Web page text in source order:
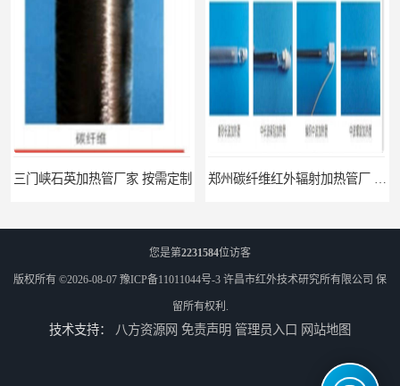
三门峡石英加热管厂家 按需定制
您是第2231584位访客
版权所有 ©2026-08-07 豫ICP备11011044号-3 许昌市红外技术研究所有限公司 保
留所有权利.
技术支持： 八方资源网 免责声明 管理员入口 网站地图